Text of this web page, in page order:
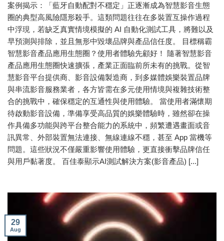
案例揭示：「藍牙自動配對不穩定」正逐漸成為智慧影音生態
圈的典型高風險隱形殺手。這類問題往往在多裝置互操作過程
中浮現，若缺乏真實情境模擬的 AI 自動化測試工具，將難以及
早預測與排除，並且無形中毀壞品牌與產品信任度。 目標稱霸
智慧影音產品應用生態圈？使用者體驗先顧好！ 隨著智慧影音
產品應用生態圈快速擴張，產業正面臨前所未有的挑戰。從智
慧影音平台提供商、影音設備製造商，到多媒體娛樂裝置品牌
與串流影音服務業者，各方皆需在多元使用情境與複雜技術整
合的挑戰中，確保穩定的互通性與使用體驗。 當使用者滿懷期
待啟動影音設備，準備享受高品質的娛樂體驗時，雖然卻在操
作具備多功能與跨平台整合能力的系統中，頻繁遭遇畫面或音
訊異常、外部裝置無法連接、無線連線不穩，甚至 App 當機等
問題。這些狀況不僅嚴重影響使用體驗，更直接衝擊品牌信任
與用戶黏著度。 百佳泰顯示AI測試解決方案(影音產品) [...]
29
Aug